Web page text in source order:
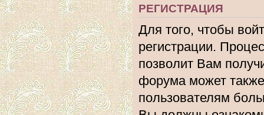
РЕГИСТРАЦИЯ
Для того, чтобы
регистрации.
позволит Вам
форума может
пользователям